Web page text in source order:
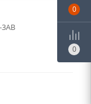
3AB
0
0